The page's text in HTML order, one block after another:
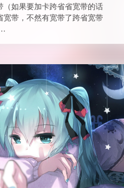
（如果要加卡跨省省宽带的话
宽带，不然有宽带了跨省宽带